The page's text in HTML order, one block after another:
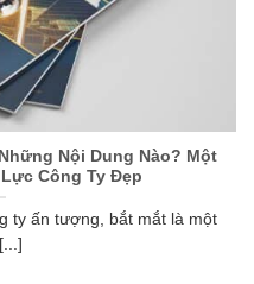
Nội Dung Nào? Một
Công Ty Đẹp
ty ấn tượng, bắt mắt là một